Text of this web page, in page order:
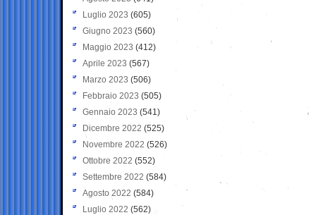
Luglio 2023 (605)
Giugno 2023 (560)
Maggio 2023 (412)
Aprile 2023 (567)
Marzo 2023 (506)
Febbraio 2023 (505)
Gennaio 2023 (541)
Dicembre 2022 (525)
Novembre 2022 (526)
Ottobre 2022 (552)
Settembre 2022 (584)
Agosto 2022 (584)
Luglio 2022 (562)